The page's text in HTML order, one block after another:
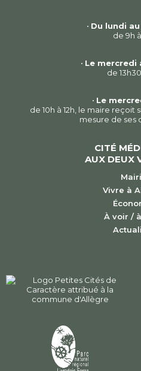
• Du lundi
de 9h à
• Le mercredi
de
• Le
de 10h à 12h, le maire reçoit
mesure de ses
CITÉ
AUX DEUX
Vivre à
À voir /